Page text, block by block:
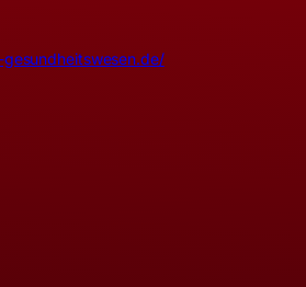
gesundheitswesen.de/